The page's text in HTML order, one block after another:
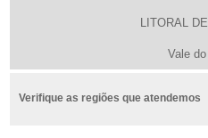
LITORAL
Vale
Verifique as regiões que atendemos